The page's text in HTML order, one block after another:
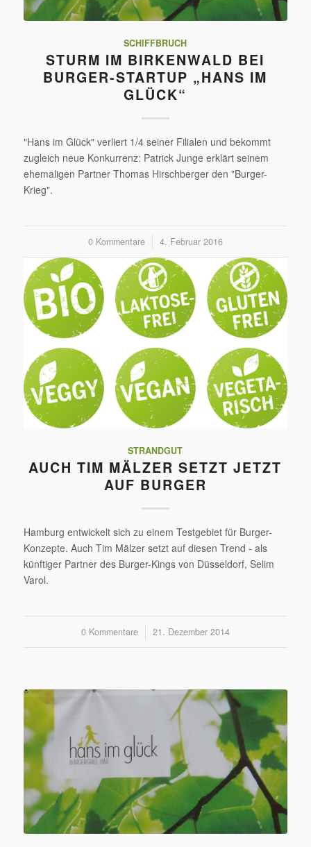
SCHIFFBRUCH
STURM IM BIRKENWALD BEI
BURGER-STARTUP „HANS IM
GLÜCK“
"Hans im Glück" verliert 1/4 seiner Filialen und bekommt
zugleich neue Konkurrenz: Patrick Junge erklärt seinem
ehemaligen Partner Thomas Hirschberger den "Burger-
Krieg".
0 Kommentare
/ 4. Februar 2016
STRANDGUT
AUCH TIM MÄLZER SETZT JETZT
AUF BURGER
Hamburg entwickelt sich zu einem Testgebiet für Burger-
Konzepte. Auch Tim Mälzer setzt auf diesen Trend - als
künftiger Partner des Burger-Kings von Düsseldorf, Selim
Varol.
0 Kommentare
/ 21. Dezember 2014